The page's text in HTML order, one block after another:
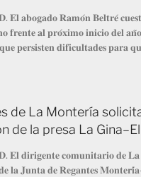
𝐄𝐥 𝐚𝐛𝐨𝐠𝐚𝐝𝐨 𝐑𝐚𝐦𝐨́𝐧 𝐁𝐞𝐥𝐭𝐫𝐞́
𝐟𝐫𝐞𝐧𝐭𝐞 𝐚𝐥 𝐩𝐫𝐨́𝐱𝐢𝐦𝐨 𝐢𝐧𝐢𝐜𝐢𝐨 𝐝𝐞𝐥 𝐚𝐧̃𝐨
𝐩𝐞𝐫𝐬𝐢𝐬𝐭𝐞𝐧 𝐝𝐢𝐟𝐢𝐜𝐮𝐥𝐭𝐚𝐝𝐞𝐬 𝐩𝐚𝐫𝐚
de La Montería
de la presa La
𝐄𝐥 𝐝𝐢𝐫𝐢𝐠𝐞𝐧𝐭𝐞 𝐜𝐨𝐦𝐮𝐧𝐢𝐭𝐚𝐫𝐢𝐨 𝐝𝐞
𝐥𝐚 𝐉𝐮𝐧𝐭𝐚 𝐝𝐞 𝐑𝐞𝐠𝐚𝐧𝐭𝐞𝐬